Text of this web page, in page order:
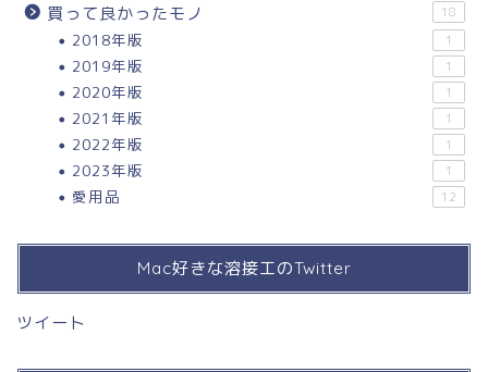
買って良かったモノ 18
2018年版 1
2019年版 1
2020年版 1
2021年版 1
2022年版 1
2023年版 1
愛用品 12
Mac好きな溶接工のTwitter
ツイート